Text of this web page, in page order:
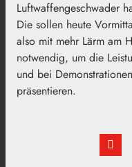
Luftwaffengeschwader
Die sollen heute
also mit mehr Lärm am
notwendig, um die
und bei
präsentieren.